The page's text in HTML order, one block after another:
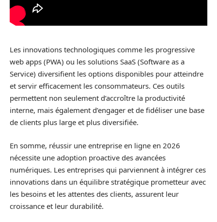
Les innovations technologiques comme les progressive
web apps (PWA) ou les solutions SaaS (Software as a
Service) diversifient les options disponibles pour atteindre
et servir efficacement les consommateurs. Ces outils
permettent non seulement d’accroître la productivité
interne, mais également d’engager et de fidéliser une base
de clients plus large et plus diversifiée.
En somme, réussir une entreprise en ligne en 2026
nécessite une adoption proactive des avancées
numériques. Les entreprises qui parviennent à intégrer ces
innovations dans un équilibre stratégique prometteur avec
les besoins et les attentes des clients, assurent leur
croissance et leur durabilité.